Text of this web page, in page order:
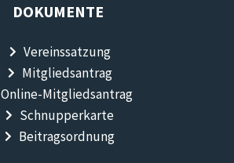
DOKUMENTE
Vereinssatzung
Mitgliedsantrag
Online-Mitgliedsantrag
Schnupperkarte
Beitragsordnung